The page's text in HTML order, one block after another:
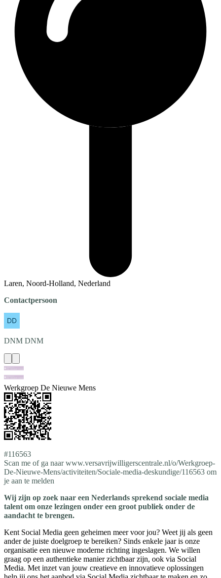
Laren, Noord-Holland, Nederland
Contactpersoon
DNM DNM
Werkgroep De Nieuwe Mens
#116563
Scan me of ga naar www.versavrijwilligerscentrale.nl/o/Werkgroep-
De-Nieuwe-Mens/activiteiten/Sociale-media-deskundige/116563 om
je aan te melden
Wij zijn op zoek naar een Nederlands sprekend sociale media
talent om onze lezingen onder een groot publiek onder de
aandacht te brengen.
Kent Social Media geen geheimen meer voor jou? Weet jij als geen
ander de juiste doelgroep te bereiken? Sinds enkele jaar is onze
organisatie een nieuwe moderne richting ingeslagen. We willen
graag op een authentieke manier zichtbaar zijn, ook via Social
Media. Met inzet van jouw creatieve en innovatieve oplossingen